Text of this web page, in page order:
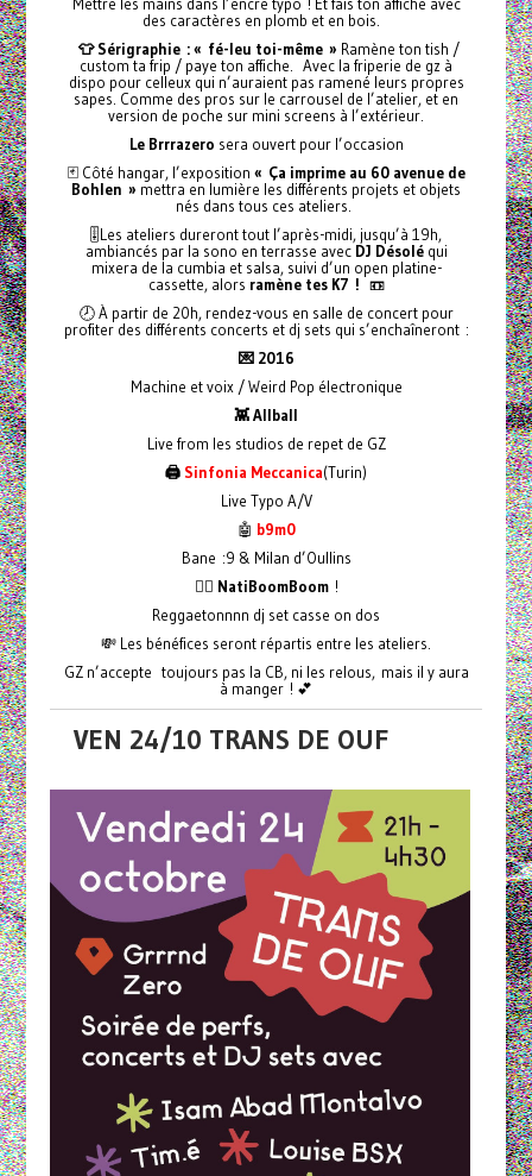
des caractères en plomb et en bois.
👕 Sérigraphie : « fé-leu toi-même » Ramène ton tish /
custom ta frip / paye ton affiche. Avec la friperie de gz à
dispo pour celleux qui n’auraient pas ramené leurs propres
sapes. Comme des pros sur le carrousel de l’atelier, et en
version de poche sur mini screens à l’extérieur.
Le Brrrazero sera ouvert pour l’occasion
🃏 Côté hangar, l’exposition « Ça imprime au 60 avenue de
Bohlen » mettra en lumière les différents projets et objets
nés dans tous ces ateliers.
🎚️Les ateliers dureront tout l’après-midi, jusqu’à 19h,
ambiancés par la sono en terrasse avecDJ Désolé qui
mixera de la cumbia et salsa, suivi d’un open platine-
cassette, alors ramène tes K7 ! 📼
🕗 À partir de 20h, rendez-vous en salle de concert pour
profiter des différents concerts et dj sets qui s’enchaîneront :
💌 2016
Machine et voix / Weird Pop électronique
👾 Allball
Live from les studios de repet de GZ
🖨️ Sinfonia Meccanica(Turin)
Live Typo A/V
🤖 b9m0
Bane :9 & Milan d’Oullins
❤️‍🔥 NatiBoomBoom !
Reggaetonnnn dj set casse on dos
💸 Les bénéfices seront répartis entre les ateliers.
GZ n’accepte toujours pas la CB, ni les relous, mais il y aura
à manger ! 💕
VEN 24/10 TRANS DE OUF